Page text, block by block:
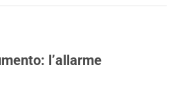
l’allarme